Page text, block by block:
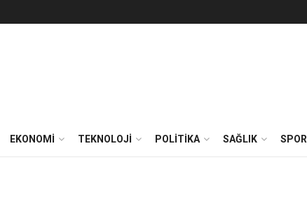
EKONOMİ TEKNOLOJİ POLİTİKA SAĞLIK SPOR